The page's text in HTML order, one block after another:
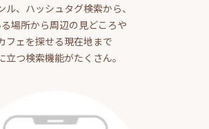
ル、ハッシュタグ検索から、
場所から周辺の見どころや
フェを探せる現在地まで
立つ検索機能がたくさん。